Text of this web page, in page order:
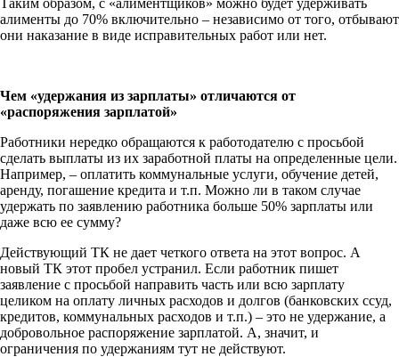
алименты до 70% включительно – независимо от того, отбывают
они наказание в виде исправительных работ или нет.
Чем «удержания из зарплаты» отличаются от
«распоряжения зарплатой»
Работники нередко обращаются к работодателю с просьбой
сделать выплаты из их заработной платы на определенные цели.
Например, – оплатить коммунальные услуги, обучение детей,
аренду, погашение кредита и т.п. Можно ли в таком случае
удержать по заявлению работника больше 50% зарплаты или
даже всю ее сумму?
Действующий ТК не дает четкого ответа на этот вопрос. А
новый ТК этот пробел устранил. Если работник пишет
заявление с просьбой направить часть или всю зарплату
целиком на оплату личных расходов и долгов (банковских ссуд,
кредитов, коммунальных расходов и т.п.) – это не удержание, а
добровольное распоряжение зарплатой. А, значит, и
ограничения по удержаниям тут не действуют.